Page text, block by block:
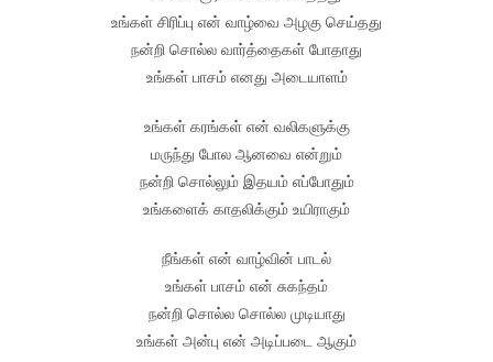
உங்கள் சிரிப்பு என் வாழ்வை அழகு செய்தது
நன்றி சொல்ல வார்த்தைகள் போதாது
உங்கள் பாசம் எனது அடையாளம்
உங்கள் கரங்கள் என் வலிகளுக்கு
மருந்து போல ஆனவை என்றும்
நன்றி சொல்லும் இதயம் எப்போதும்
உங்களைக் காதலிக்கும் உயிராகும்
நீங்கள் என் வாழ்வின் பாடல்
உங்கள் பாசம் என் சுகந்தம்
நன்றி சொல்ல சொல்ல முடியாது
உங்கள் அன்பு என் அடிப்படை ஆகும்